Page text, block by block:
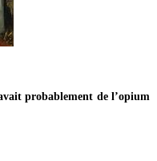
probablement de l’opium